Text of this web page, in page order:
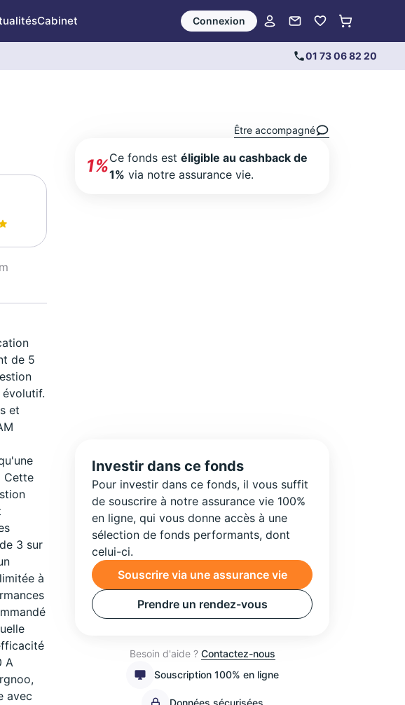
Cabinet Connexion
01 73 06 82 20
de 5
et
Cette
3 sur
à
A
avec
Être accompagné
1%Ce fonds estéligible au cashback de
1% via notre assurance vie.
Investir dans ce fonds
Pour investir dans ce fonds, il vous suffit
de souscrire à notre assurance vie 100%
en ligne, qui vous donne accès à une
sélection de fonds performants, dont
celui-ci.
Souscrire via une assurance vie
Prendre un rendez-vous
Besoin d'aide ? Contactez-nous
Souscription 100% en ligne